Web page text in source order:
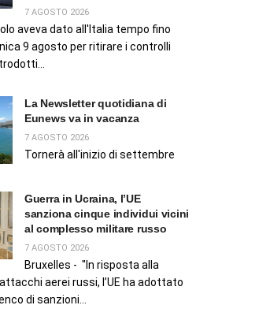
7 AGOSTO 2026
aveva dato all'Italia tempo fino
9 agosto per ritirare i controlli
La Newsletter quotidiana di
Eunews va in vacanza
7 AGOSTO 2026
Tornerà all'inizio di settembre
Guerra in Ucraina, l’UE
sanziona cinque individui vicini
al complesso militare russo
7 AGOSTO 2026
Bruxelles - "In risposta alla
aerei russi, l’UE ha adottato
di sanzioni...